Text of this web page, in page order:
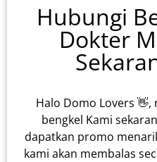
Hubungi
Dokter
Halo Domo Lovers 👋,
bengkel Kami
dapatkan promo
kami akan membalas